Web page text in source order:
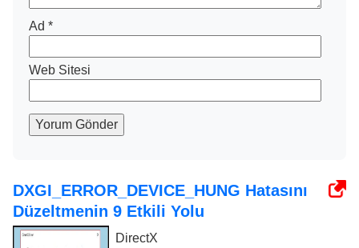
Ad *
Web Sitesi
Yorum Gönder
DXGI_ERROR_DEVICE_HUNG Hatasını
Düzeltmenin 9 Etkili Yolu
DirectX